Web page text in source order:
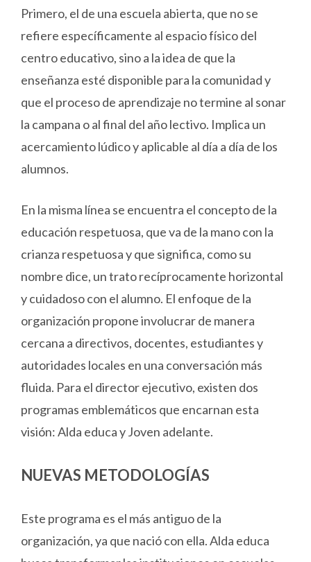
Primero, el de una escuela abierta, que no se
refiere específicamente al espacio físico del
centro educativo, sino a la idea de que la
enseñanza esté disponible para la comunidad y
que el proceso de aprendizaje no termine al sonar
la campana o al final del año lectivo. Implica un
acercamiento lúdico y aplicable al día a día de los
alumnos.
En la misma línea se encuentra el concepto de la
educación respetuosa, que va de la mano con la
crianza respetuosa y que significa, como su
nombre dice, un trato recíprocamente horizontal
y cuidadoso con el alumno. El enfoque de la
organización propone involucrar de manera
cercana a directivos, docentes, estudiantes y
autoridades locales en una conversación más
fluida. Para el director ejecutivo, existen dos
programas emblemáticos que encarnan esta
visión: Alda educa y Joven adelante.
NUEVAS METODOLOGÍAS
Este programa es el más antiguo de la
organización, ya que nació con ella. Alda educa